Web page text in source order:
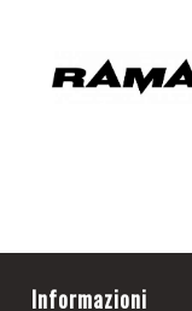
Informazioni